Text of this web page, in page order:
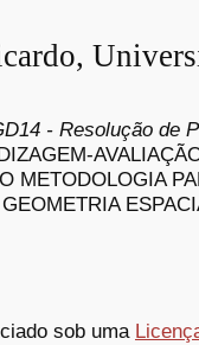
- Resolução de
METODOLOGIA
sob uma